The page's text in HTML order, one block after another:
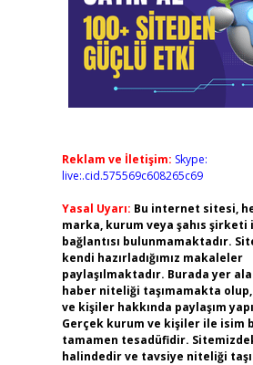
Reklam ve İletişim: Skype:
live:.cid.575569c608265c69
Yasal Uyarı: Bu internet sitesi,
marka, kurum veya şahıs şirketi
bağlantısı bulunmamaktadır.
kendi hazırladığımız makaleler
paylaşılmaktadır. Burada yer
haber niteliği taşımamakta
ve kişiler hakkında paylaşım
Gerçek kurum ve kişiler ile isim
tamamen tesadüfidir.
halindedir ve tavsiye niteliği